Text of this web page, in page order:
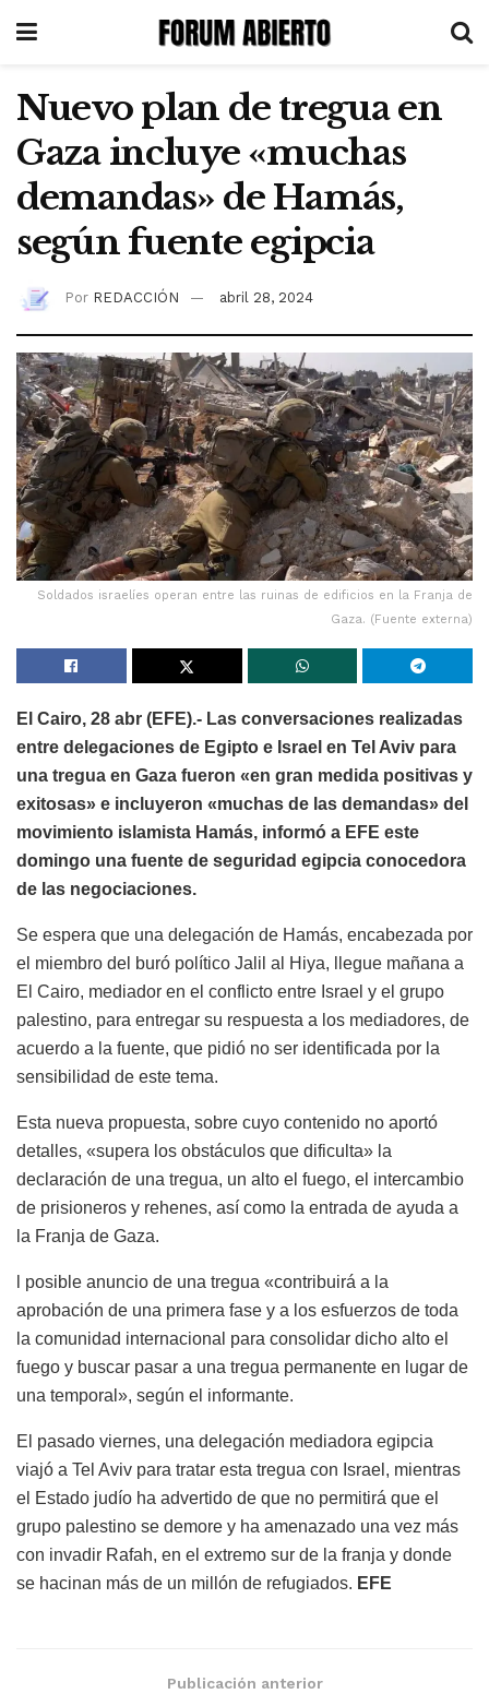
Nuevo plan de tregua en
Gaza incluye «muchas
demandas» de Hamás,
según fuente egipcia
Por REDACCIÓN abril 28, 2024
Soldados israelíes operan entre las ruinas de edificios en la Franja de
Gaza. (Fuente externa)
El Cairo, 28 abr (EFE).- Las conversaciones realizadas
entre delegaciones de Egipto e Israel en Tel Aviv para
una tregua en Gaza fueron «en gran medida positivas y
exitosas» e incluyeron «muchas de las demandas» del
movimiento islamista Hamás, informó a EFE este
domingo una fuente de seguridad egipcia conocedora
de las negociaciones.
Se espera que una delegación de Hamás, encabezada por
el miembro del buró político Jalil al Hiya, llegue mañana a
El Cairo, mediador en el conflicto entre Israel y el grupo
palestino, para entregar su respuesta a los mediadores, de
acuerdo a la fuente, que pidió no ser identificada por la
sensibilidad de este tema.
Esta nueva propuesta, sobre cuyo contenido no aportó
detalles, «supera los obstáculos que dificulta» la
declaración de una tregua, un alto el fuego, el intercambio
de prisioneros y rehenes, así como la entrada de ayuda a
la Franja de Gaza.
l posible anuncio de una tregua «contribuirá a la
aprobación de una primera fase y a los esfuerzos de toda
la comunidad internacional para consolidar dicho alto el
fuego y buscar pasar a una tregua permanente en lugar de
una temporal», según el informante.
El pasado viernes, una delegación mediadora egipcia
viajó a Tel Aviv para tratar esta tregua con Israel, mientras
el Estado judío ha advertido de que no permitirá que el
grupo palestino se demore y ha amenazado una vez más
con invadir Rafah, en el extremo sur de la franja y donde
se hacinan más de un millón de refugiados. EFE
Publicación anterior